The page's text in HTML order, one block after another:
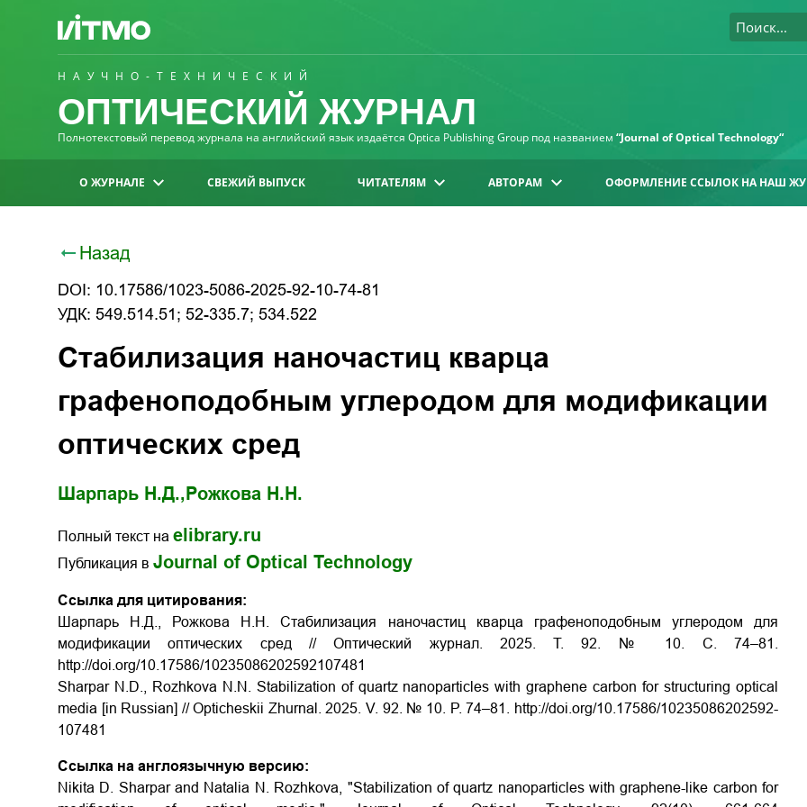
НАУЧНО-ТЕХНИЧЕСКИЙ
ОПТИЧЕСКИЙ ЖУРНАЛ
Полнотекстовый перевод журнала на английский язык издаётся Optica Publishing Group под названием “Journal of Optical Technology“
О ЖУРНАЛЕ СВЕЖИЙ ВЫПУСК ЧИТАТЕЛЯМ АВТОРАМ ОФОРМЛЕНИЕ ССЫЛОК НА НАШ
Назад
DOI: 10.17586/1023-5086-2025-92-10-74-81
УДК: 549.514.51; 52-335.7; 534.522
Стабилизация наночастиц кварца
графеноподобным углеродом для модификации
оптических сред
Шарпарь Н.Д., Рожкова Н.Н.
Полный текст на elibrary.ru
Публикация в Journal of Optical Technology
Ссылка для цитирования:
Шарпарь Н.Д., Рожкова Н.Н. Стабилизация наночастиц кварца графеноподобным углеродом для
модификации оптических сред // Оптический журнал. 2025.Т. 92. № 10. С . 74–81.
http://doi.org/10.17586/1023­5086­2025­92­10­74­81
Sharpar N.D., Rozhkova N.N. Stabilization of quartz nanoparticles with graphene carbon for structuring optical
media [in Russian] // Opticheskii Zhurnal.2025. V. 92 . № 10 . P. 74–81.
http://doi.org/10.17586/1023­5086­2025­92­
10­74­81
Ссылка на англоязычную версию:
Nikita D. Sharpar and Natalia N. Rozhkova, "Stabilization of quartz nanoparticles with graphene-like carbon for